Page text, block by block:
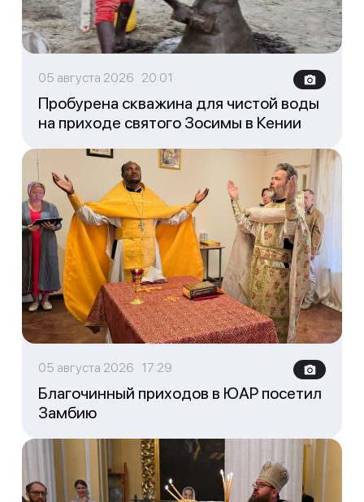
05 августа 2026 20:01
Пробурена скважина для чистой воды
на приходе святого Зосимы в Кении
05 августа 2026 17:29
Благочинный приходов в ЮАР посетил
Замбию